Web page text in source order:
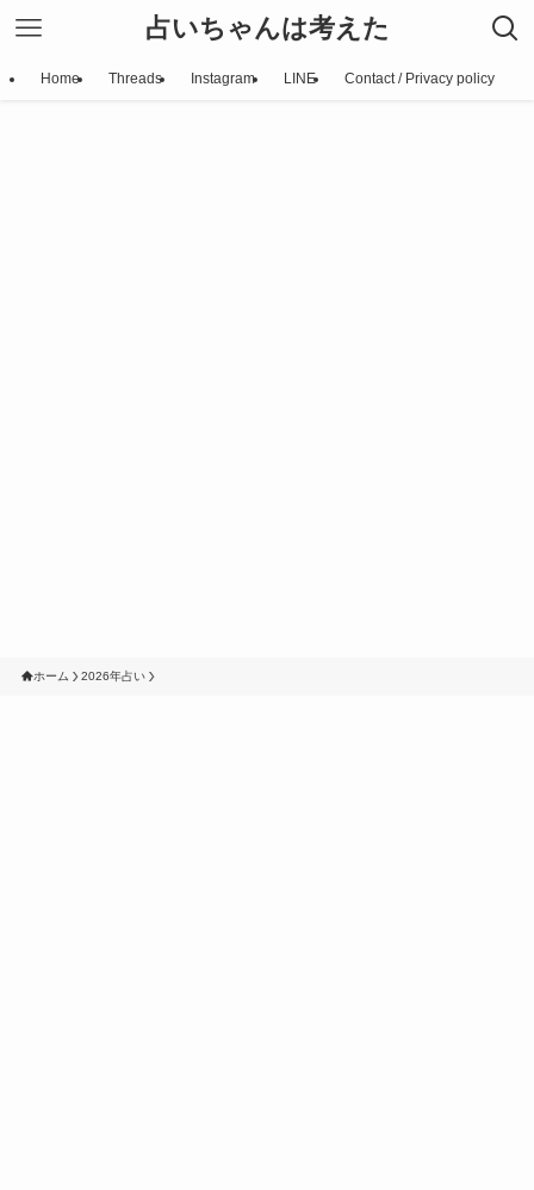
占いちゃんは考えた
Home Threads Instagram LINE Contact / Privacy policy
ホーム 2026年占い